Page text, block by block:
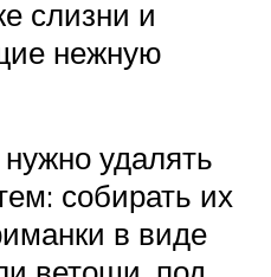
слизни и
нежную
удалять
собирать их
в виде